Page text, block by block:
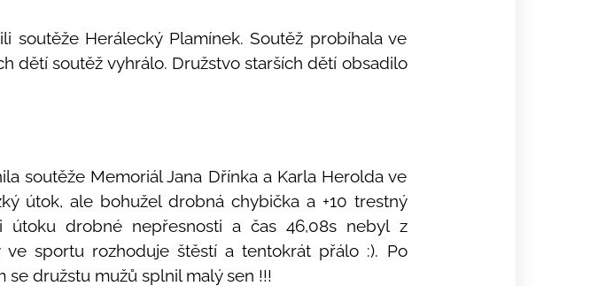
soutěže Herálecký Plamínek. Soutěž probíhala ve
dětí soutěž vyhrálo. Družstvo starších dětí obsadilo
soutěže Memoriál Jana Dřínka a Karla Herolda ve
útok, ale bohužel drobná chybička a +10 trestný
útoku drobné nepřesnosti a čas 46,08s nebyl z
sportu rozhoduje štěstí a tentokrát přálo :). Po
se družstu mužů splnil malý sen !!!